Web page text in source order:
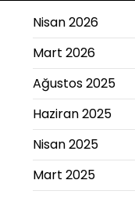
Nisan 2026
Mart 2026
Ağustos 2025
Haziran 2025
Nisan 2025
Mart 2025